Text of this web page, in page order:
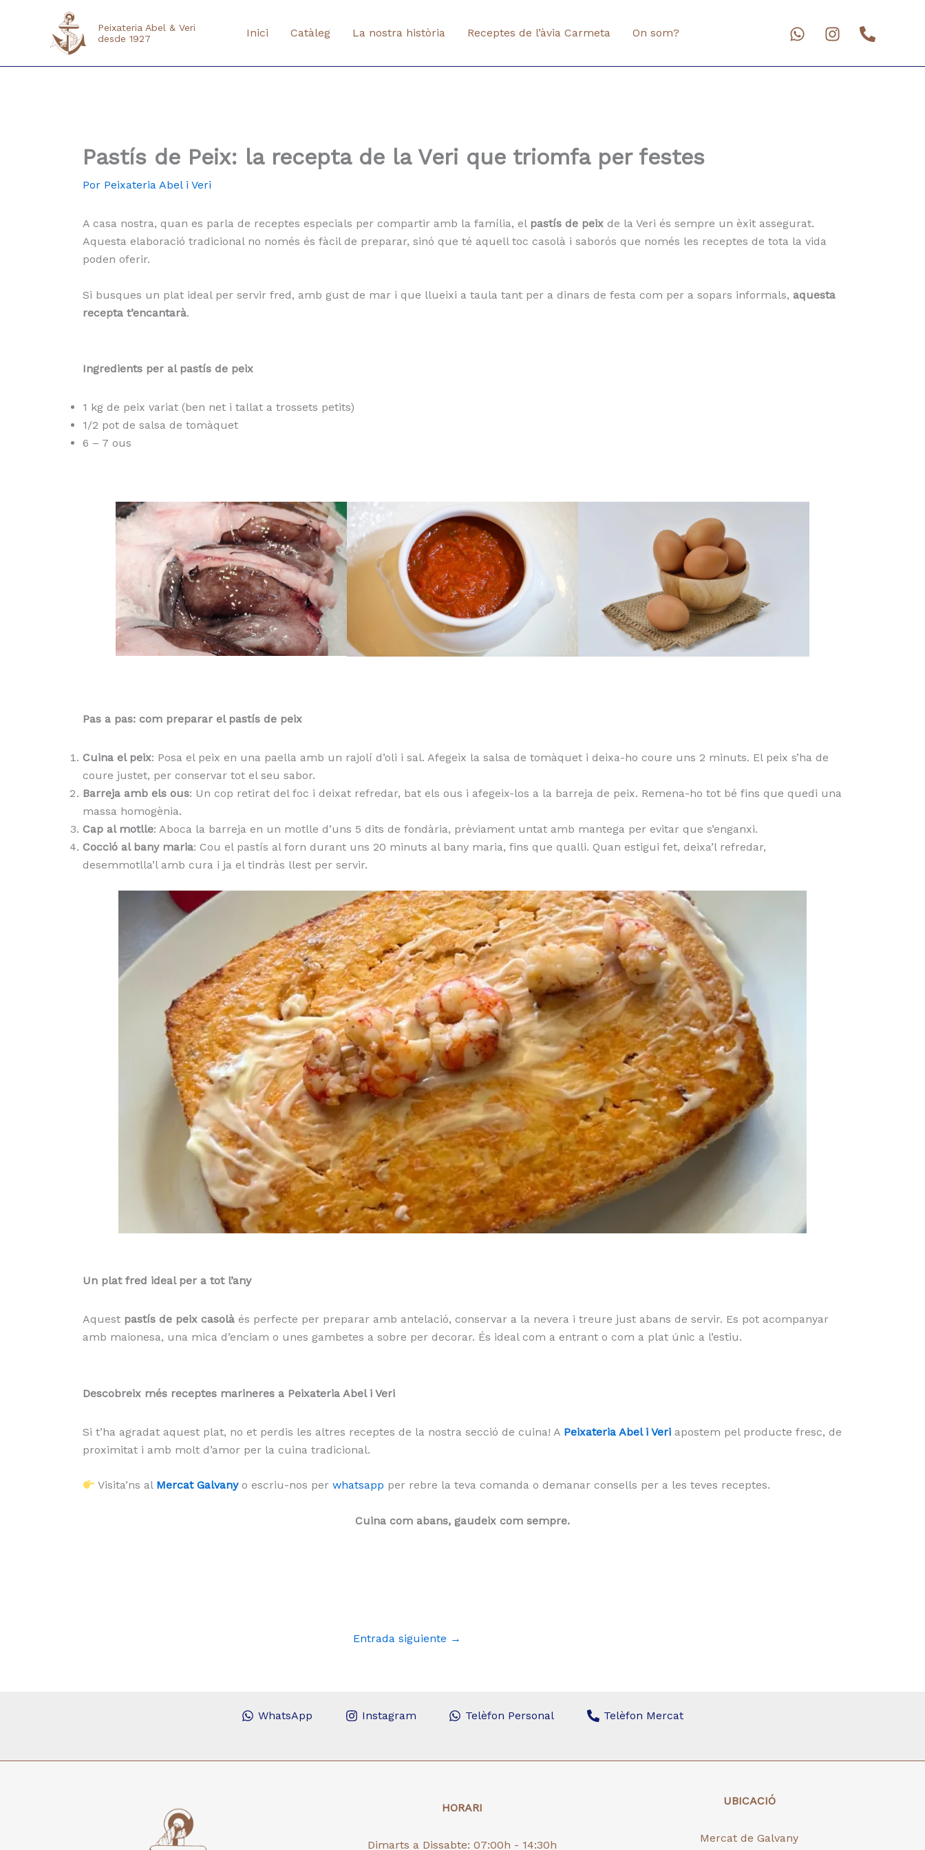
contenido
Peixateria Abel & Veri
desde 1927
Inici Catàleg La nostra història Receptes de l’àvia Carmeta On som?
Pastís de Peix: la recepta de la Veri que triomfa per festes
Por Peixateria Abel i Veri
A casa nostra, quan es parla de receptes especials per compartir amb la família, el pastís de peix de la Veri és sempre un èxit assegurat.
Aquesta elaboració tradicional no només és fàcil de preparar, sinó que té aquell toc casolà i saborós que només les receptes de tota la vida
poden oferir.
Si busques un plat ideal per servir fred, amb gust de mar i que llueixi a taula tant per a dinars de festa com per a sopars informals, aquesta
recepta t’encantarà.
Ingredients per al pastís de peix
1 kg de peix variat (ben net i tallat a trossets petits)
1/2 pot de salsa de tomàquet
6 – 7 ous
Pas a pas: com preparar el pastís de peix
Cuina el peix: Posa el peix en una paella amb un rajolí d’oli i sal. Afegeix la salsa de tomàquet i deixa-ho coure uns 2 minuts. El peix s’ha de
coure justet, per conservar tot el seu sabor.
Barreja amb els ous: Un cop retirat del foc i deixat refredar, bat els ous i afegeix-los a la barreja de peix. Remena-ho tot bé fins que quedi una
massa homogènia.
Cap al motlle: Aboca la barreja en un motlle d’uns 5 dits de fondària, prèviament untat amb mantega per evitar que s’enganxi.
Cocció al bany maria: Cou el pastís al forn durant uns 20 minuts al bany maria, fins que qualli. Quan estigui fet, deixa’l refredar,
desemmotlla’l amb cura i ja el tindràs llest per servir.
Un plat fred ideal per a tot l’any
Aquest pastís de peix casolà és perfecte per preparar amb antelació, conservar a la nevera i treure just abans de servir. Es pot acompanyar
amb maionesa, una mica d’enciam o unes gambetes a sobre per decorar. És ideal com a entrant o com a plat únic a l’estiu.
Descobreix més receptes marineres a Peixateria Abel i Veri
Si t’ha agradat aquest plat, no et perdis les altres receptes de la nostra secció de cuina! A Peixateria Abel i Veri apostem pel producte fresc, de
proximitat i amb molt d’amor per la cuina tradicional.
Visita’ns al Mercat Galvanyo escriu-nos perwhatsapp per rebre la teva comanda o demanar consells per a les teves receptes.
Cuina com abans, gaudeix com sempre.
Entrada siguiente →
WhatsApp Instagram Telèfon Personal Telèfon Mercat
HORARI
Dimarts a Dissabte: 07:00h - 14:30h
UBICACIÓ
Mercat de Galvany